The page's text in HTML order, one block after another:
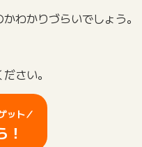
わかりづらいでしょう。
さい。
ット／
！